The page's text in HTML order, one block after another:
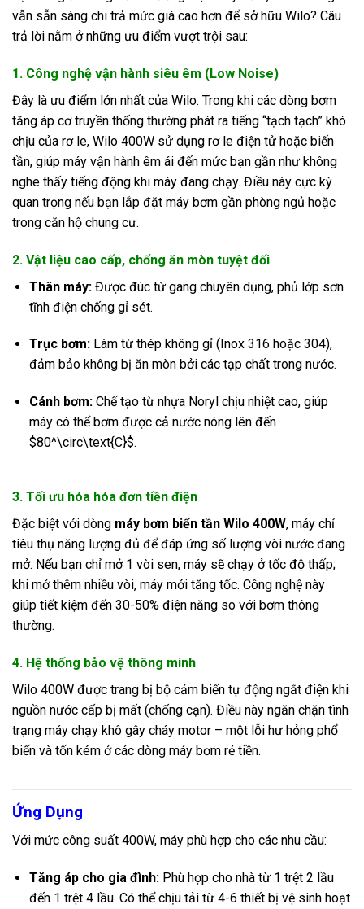
vẫn sẵn sàng chi trả mức giá cao hơn để sở hữu Wilo? Câu
trả lời nằm ở những ưu điểm vượt trội sau:
1. Công nghệ vận hành siêu êm (Low Noise)
Đây là ưu điểm lớn nhất của Wilo. Trong khi các dòng bơm
tăng áp cơ truyền thống thường phát ra tiếng “tạch tạch” khó
chịu của rơ le, Wilo 400W sử dụng rơ le điện tử hoặc biến
tần, giúp máy vận hành êm ái đến mức bạn gần như không
nghe thấy tiếng động khi máy đang chạy. Điều này cực kỳ
quan trọng nếu bạn lắp đặt máy bơm gần phòng ngủ hoặc
trong căn hộ chung cư.
2. Vật liệu cao cấp, chống ăn mòn tuyệt đối
Thân máy:Được đúc từ gang chuyên dụng, phủ lớp sơn
tĩnh điện chống gỉ sét.
Trục bơm:Làm từ thép không gỉ (Inox 316 hoặc 304),
đảm bảo không bị ăn mòn bởi các tạp chất trong nước.
Cánh bơm:Chế tạo từ nhựa Noryl chịu nhiệt cao, giúp
máy có thể bơm được cả nước nóng lên đến
$80^\circ\text{C}$.
3. Tối ưu hóa hóa đơn tiền điện
Đặc biệt với dòng máy bơm biến tần Wilo 400W, máy chỉ
tiêu thụ năng lượng đủ để đáp ứng số lượng vòi nước đang
mở. Nếu bạn chỉ mở 1 vòi sen, máy sẽ chạy ở tốc độ thấp;
khi mở thêm nhiều vòi, máy mới tăng tốc. Công nghệ này
giúp tiết kiệm đến 30-50% điện năng so với bơm thông
thường.
4. Hệ thống bảo vệ thông minh
Wilo 400W được trang bị bộ cảm biến tự động ngắt điện khi
nguồn nước cấp bị mất (chống cạn). Điều này ngăn chặn tình
trạng máy chạy khô gây cháy motor – một lỗi hư hỏng phổ
biến và tốn kém ở các dòng máy bơm rẻ tiền.
Ứng Dụng
Với mức công suất 400W, máy phù hợp cho các nhu cầu:
Tăng áp cho gia đình:Phù hợp cho nhà từ 1 trệt 2 lầu
đến 1 trệt 4 lầu. Có thể chịu tải từ 4-6 thiết bị vệ sinh hoạt